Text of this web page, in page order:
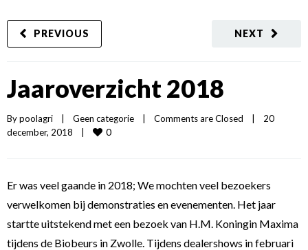
NEXT
PREVIOUS
Jaaroverzicht 2018
By poolagri Geen categorie Comments are Closed
20
december, 2018
0
Er was veel gaande in 2018; We mochten veel bezoekers
verwelkomen bij demonstraties en evenementen. Het jaar
startte uitstekend met een bezoek van H.M. Koningin Maxima
tijdens de Biobeurs in Zwolle. Tijdens dealershows in februari